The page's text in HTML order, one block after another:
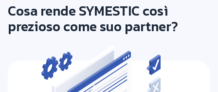
Cosa rende SYMESTIC così
prezioso come suo partner?